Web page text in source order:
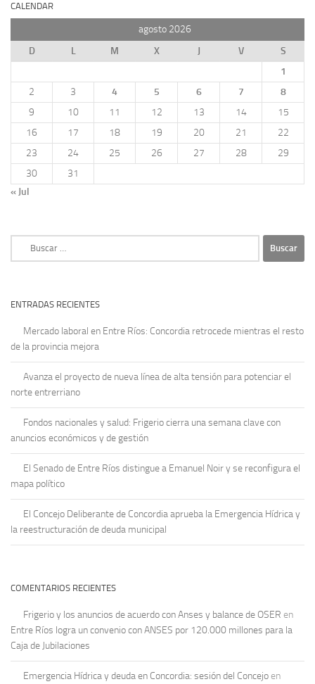
CALENDAR
agosto 2026
D
L M X J V
S
1
2
3 4 5 6 7
8
9
10 11 12 13 14
15
16
17 18 19 20 21
22
23
24 25 26 27 28
29
30
31
« Jul
ENTRADAS RECIENTES
Mercado laboral en Entre Ríos: Concordia retrocede mientras el resto
de la provincia mejora
Avanza el proyecto de nueva línea de alta tensión para potenciar el
norte entrerriano
Fondos nacionales y salud: Frigerio cierra una semana clave con
anuncios económicos y de gestión
El Senado de Entre Ríos distingue a Emanuel Noir y se reconfigura el
mapa político
El Concejo Deliberante de Concordia aprueba la Emergencia Hídrica y
la reestructuración de deuda municipal
COMENTARIOS RECIENTES
Frigerio y los anuncios de acuerdo con Anses y balance de OSER en
Entre Ríos logra un convenio con ANSES por 120.000 millones para la
Caja de Jubilaciones
Emergencia Hídrica y deuda en Concordia: sesión del Concejo en